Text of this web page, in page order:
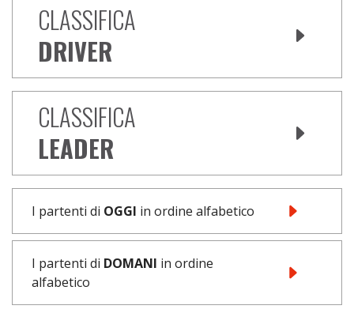
CLASSIFICA
DRIVER
CLASSIFICA
LEADER
I partenti di OGGI in ordine alfabetico
I partenti di DOMANI in ordine
alfabetico